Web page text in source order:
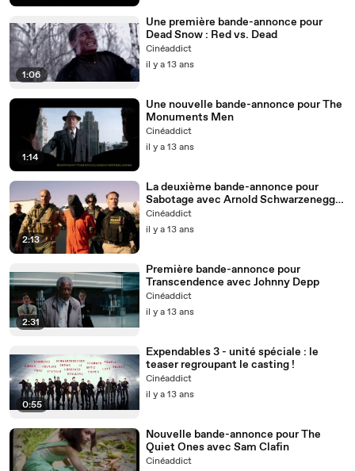
1:06
Une première bande-annonce pour
Dead Snow : Red vs. Dead
Cinéaddict
il y a 13 ans
1:14
Une nouvelle bande-annonce pour The
Monuments Men
Cinéaddict
il y a 13 ans
2:13
La deuxième bande-annonce pour
Sabotage avec Arnold Schwarzenegger
!Cinéaddict
il y a 13 ans
2:31
Première bande-annonce pour
Transcendence avec Johnny Depp
Cinéaddict
il y a 13 ans
0:55
Expendables 3 - unité spéciale : le
teaser regroupant le casting !
Cinéaddict
il y a 13 ans
Nouvelle bande-annonce pour The
Quiet Ones avec Sam Clafin
Cinéaddict